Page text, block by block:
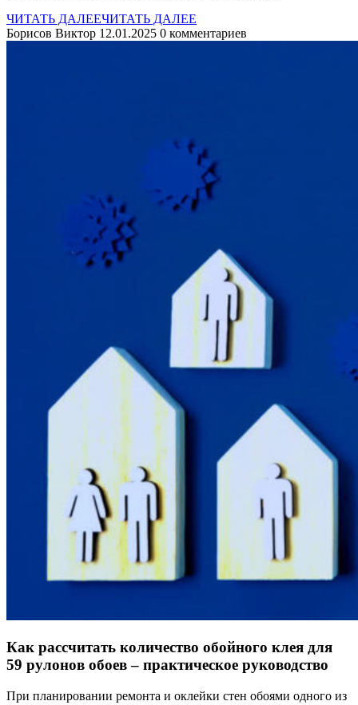
ЧИТАТЬ ДАЛЕЕЧИТАТЬ ДАЛЕЕ
Борисов Виктор 12.01.2025 0 комментариев
Как рассчитать количество обойного клея для
59 рулонов обоев – практическое руководство
При планировании ремонта и оклейки стен обоями одного из